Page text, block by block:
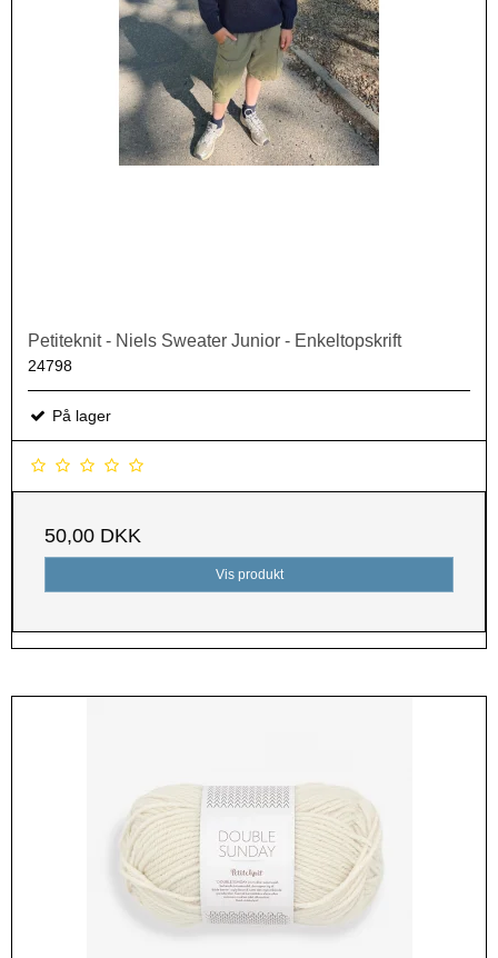
Petiteknit - Niels Sweater Junior - Enkeltopskrift
24798
På lager
50,00 DKK
Vis produkt